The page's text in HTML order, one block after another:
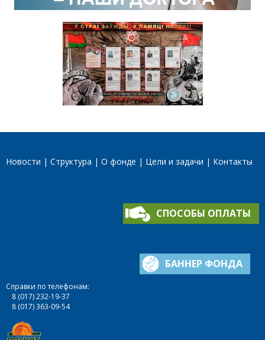
Новости Структура О фонде Цели и задачи Контакты
СПОСОБЫ ОПЛАТЫ
БАННЕР ФОНДА
Справки по телефонам:
8 (017) 232-19-37
8 (017) 363-09-54